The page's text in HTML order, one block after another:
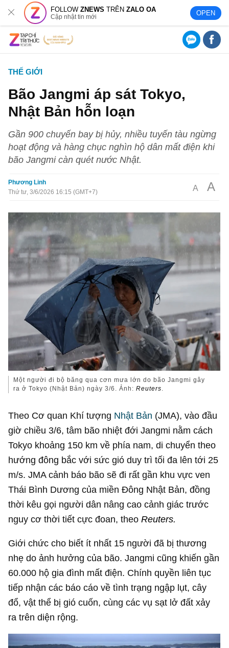
FOLLOWZNEWS TRÊNZALO OA
Cập nhật tin mới OPEN
THẾ GIỚI
Bão Jangmi áp sát Tokyo,
Nhật Bản hỗn loạn
Gần 900 chuyến bay bị hủy, nhiều tuyến tàu ngừng
hoạt động và hàng chục nghìn hộ dân mất điện khi
bão Jangmi càn quét nước Nhật.
Phương Linh
Thứ tư, 3/6/2026 16:15 (GMT+7)
A A
Một người đi bộ băng qua cơn mưa lớn do bão Jangmi gây
ra ở Tokyo (Nhật Bản) ngày 3/6. Ảnh:Reuters.
Theo Cơ quan Khí tượng Nhật Bản (JMA), vào đầu
giờ chiều 3/6, tâm bão nhiệt đới Jangmi nằm cách
Tokyo khoảng 150 km về phía nam, di chuyển theo
hướng đông bắc với sức gió duy trì tối đa lên tới 25
m/s. JMA cảnh báo bão sẽ đi rất gần khu vực ven
Thái Bình Dương của miền Đông Nhật Bản, đồng
thời kêu gọi người dân nâng cao cảnh giác trước
nguy cơ thời tiết cực đoan, theoReuters.
Giới chức cho biết ít nhất 15 người đã bị thương
nhẹ do ảnh hưởng của bão. Jangmi cũng khiến gần
60.000 hộ gia đình mất điện. Chính quyền liên tục
tiếp nhận các báo cáo về tình trạng ngập lụt, cây
đổ, vật thể bị gió cuốn, cùng các vụ sạt lở đất xảy
ra trên diện rộng.